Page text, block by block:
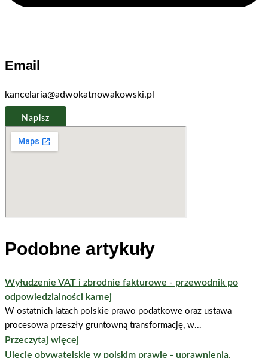
Email
kancelaria@adwokatnowakowski.pl
Napisz
Podobne artykuły
Wyłudzenie VAT i zbrodnie fakturowe - przewodnik po
odpowiedzialności karnej
W ostatnich latach polskie prawo podatkowe oraz ustawa
procesowa przeszły gruntowną transformację, w...
Przeczytaj więcej
Ujęcie obywatelskie w polskim prawie - uprawnienia,